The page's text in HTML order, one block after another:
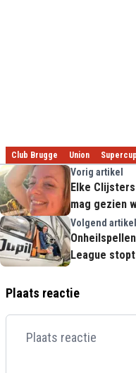
Club Brugge Union Supercup
Vorig artikel
Elke
mag gezien
Volgend artikel
League
Plaats reactie